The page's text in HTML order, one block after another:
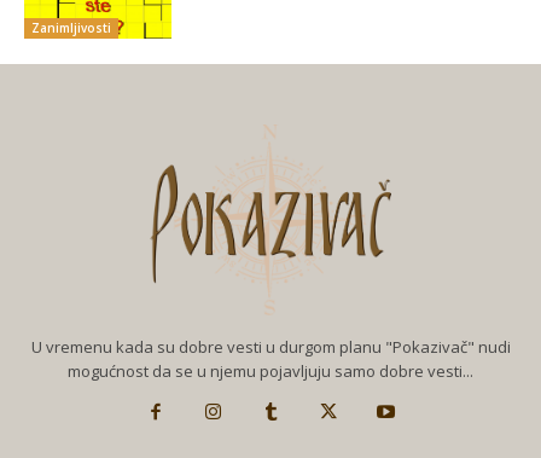
Zanimljivosti
U vremenu kada su dobre vesti u durgom planu "Pokazivač" nudi
mogućnost da se u njemu pojavljuju samo dobre vesti...